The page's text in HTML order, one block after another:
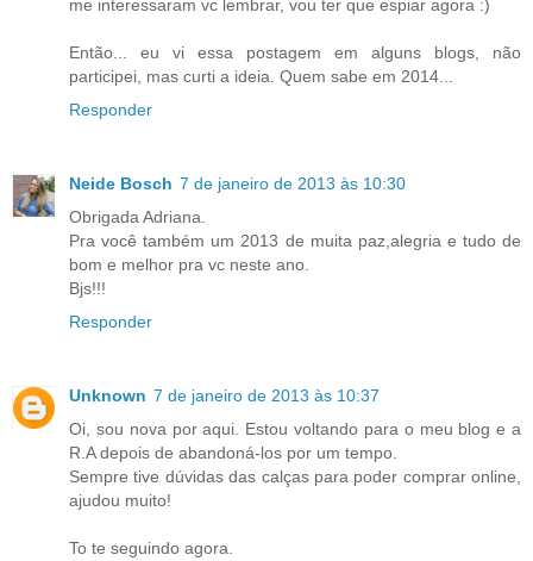
me interessaram vc lembrar, vou ter que espiar agora :)
Então... eu vi essa postagem em alguns blogs, não
participei, mas curti a ideia. Quem sabe em 2014...
Responder
Neide Bosch 7 de janeiro de 2013 às 10:30
Obrigada Adriana.
Pra você também um 2013 de muita paz,alegria e tudo de
bom e melhor pra vc neste ano.
Bjs!!!
Responder
Unknown 7 de janeiro de 2013 às 10:37
Oi, sou nova por aqui. Estou voltando para o meu blog e a
R.A depois de abandoná-los por um tempo.
Sempre tive dúvidas das calças para poder comprar online,
ajudou muito!
To te seguindo agora.